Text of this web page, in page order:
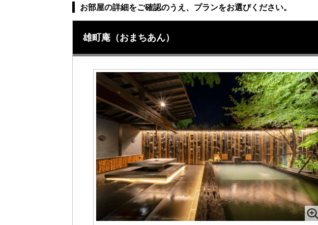
お部屋の詳細をご確認のうえ、プランをお選びください。
雄町庵（おまちあん）